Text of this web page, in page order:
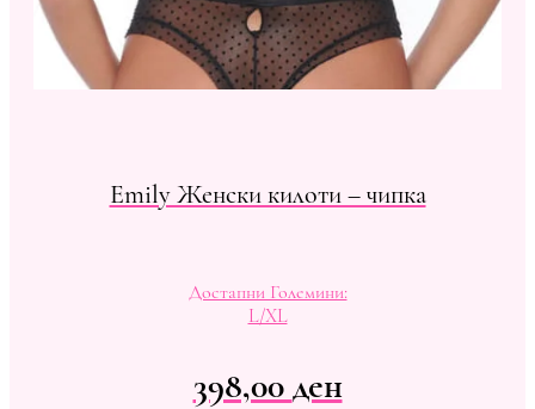
Emily Женски килоти – чипка
Достапни Големини:
L/XL
398,00ден